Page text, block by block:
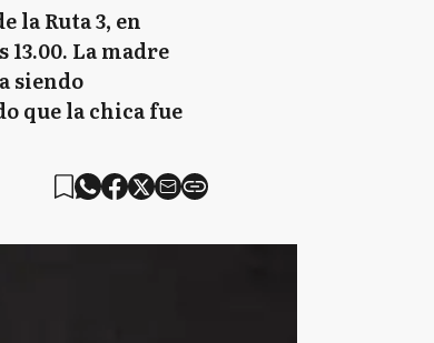
la Ruta 3, en
La madre
siendo
que la chica fue